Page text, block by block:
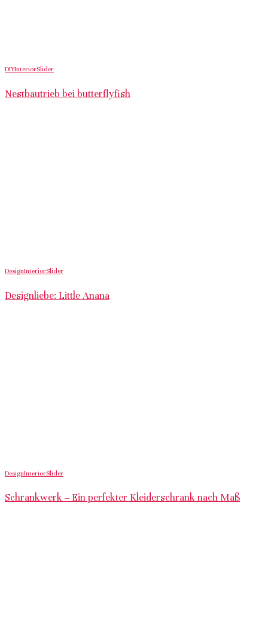
DIYInteriorSlider
Nestbautrieb bei butterflyfish
DesignInteriorSlider
Designliebe: Little Anana
DesignInteriorSlider
Schrankwerk – Ein perfekter Kleiderschrank nach Maß